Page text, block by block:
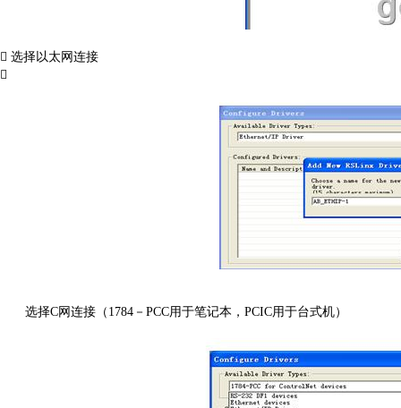
 选择以太网连接

选择C网连接（1784－PCC用于笔记本，PCIC用于台式机）